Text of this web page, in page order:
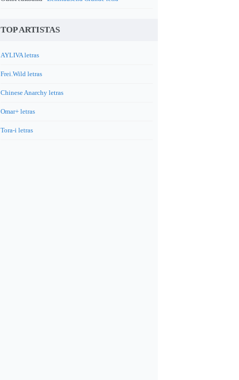
TOP ARTISTAS
AYLIVA letras
Frei.Wild letras
Chinese Anarchy letras
Omar+ letras
Tora-i letras